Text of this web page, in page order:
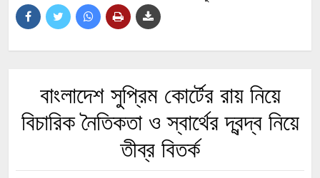
বাংলাদেশ সুপ্রিম কোর্টের রায় নিয়ে
বিচারিক নৈতিকতা ও স্বার্থের দ্বন্দ্ব নিয়ে
তীব্র বিতর্ক